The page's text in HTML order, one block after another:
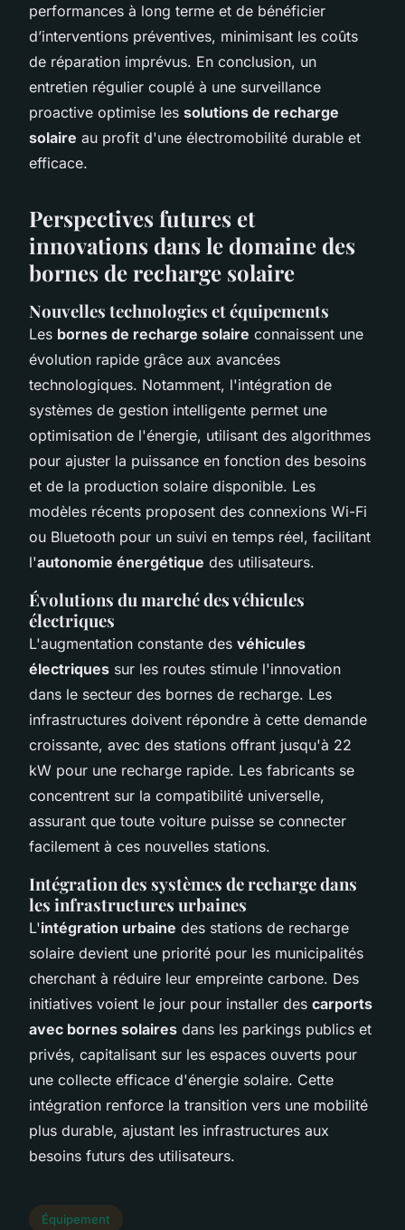
performances à long terme et de bénéficier
d’interventions préventives, minimisant les coûts
de réparation imprévus. En conclusion, un
entretien régulier couplé à une surveillance
proactive optimise les solutions de recharge
solaire au profit d'une électromobilité durable et
efficace.
Perspectives futures et
innovations dans le domaine des
bornes de recharge solaire
Nouvelles technologies et équipements
Les bornes de recharge solaire connaissent une
évolution rapide grâce aux avancées
technologiques. Notamment, l'intégration de
systèmes de gestion intelligente permet une
optimisation de l'énergie, utilisant des algorithmes
pour ajuster la puissance en fonction des besoins
et de la production solaire disponible. Les
modèles récents proposent des connexions Wi-Fi
ou Bluetooth pour un suivi en temps réel, facilitant
l'autonomie énergétique des utilisateurs.
Évolutions du marché des véhicules
électriques
L'augmentation constante des véhicules
électriques sur les routes stimule l'innovation
dans le secteur des bornes de recharge. Les
infrastructures doivent répondre à cette demande
croissante, avec des stations offrant jusqu'à 22
kW pour une recharge rapide. Les fabricants se
concentrent sur la compatibilité universelle,
assurant que toute voiture puisse se connecter
facilement à ces nouvelles stations.
Intégration des systèmes de recharge dans
les infrastructures urbaines
L'intégration urbaine des stations de recharge
solaire devient une priorité pour les municipalités
cherchant à réduire leur empreinte carbone. Des
initiatives voient le jour pour installer des carports
avec bornes solaires dans les parkings publics et
privés, capitalisant sur les espaces ouverts pour
une collecte efficace d'énergie solaire. Cette
intégration renforce la transition vers une mobilité
plus durable, ajustant les infrastructures aux
besoins futurs des utilisateurs.
Équipement